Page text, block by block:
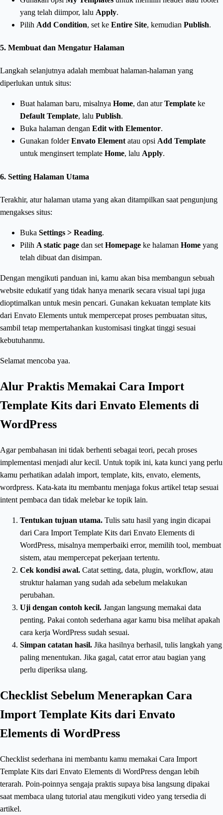
yang telah diimpor, lalu Apply.
Pilih Add Condition, set ke Entire Site, kemudian Publish.
5. Membuat dan Mengatur Halaman
Langkah selanjutnya adalah membuat halaman-halaman yang
diperlukan untuk situs:
Buat halaman baru, misalnya Home, dan aturTemplate ke
Default Template, lalu Publish.
Buka halaman dengan Edit with Elementor.
Gunakan folderEnvato Elementatau opsi Add Template
untuk menginsert template Home, lalu Apply.
6. Setting Halaman Utama
Terakhir, atur halaman utama yang akan ditampilkan saat pengunjung
mengakses situs:
Buka Settings > Reading.
Pilih A static page dan set Homepage ke halaman Home yang
telah dibuat dan disimpan.
Dengan mengikuti panduan ini, kamu akan bisa membangun sebuah
website edukatif yang tidak hanya menarik secara visual tapi juga
dioptimalkan untuk mesin pencari. Gunakan kekuatan template kits
dari Envato Elements untuk mempercepat proses pembuatan situs,
sambil tetap mempertahankan kustomisasi tingkat tinggi sesuai
kebutuhanmu.
Selamat mencoba yaa.
Alur Praktis Memakai Cara Import
Template Kits dari Envato Elements di
WordPress
Agar pembahasan ini tidak berhenti sebagai teori, pecah proses
implementasi menjadi alur kecil. Untuk topik ini, kata kunci yang perlu
kamu perhatikan adalah import, template, kits, envato, elements,
wordpress. Kata-kata itu membantu menjaga fokus artikel tetap sesuai
intent pembaca dan tidak melebar ke topik lain.
Tentukan tujuan utama. Tulis satu hasil yang ingin dicapai
dari Cara Import Template Kits dari Envato Elements di
WordPress, misalnya memperbaiki error, memilih tool, membuat
sistem, atau mempercepat pekerjaan tertentu.
Cek kondisi awal. Catat setting, data, plugin, workflow, atau
struktur halaman yang sudah ada sebelum melakukan
perubahan.
Uji dengan contoh kecil. Jangan langsung memakai data
penting. Pakai contoh sederhana agar kamu bisa melihat apakah
cara kerja WordPress sudah sesuai.
Simpan catatan hasil. Jika hasilnya berhasil, tulis langkah yang
paling menentukan. Jika gagal, catat error atau bagian yang
perlu diperiksa ulang.
Checklist Sebelum Menerapkan Cara
Import Template Kits dari Envato
Elements di WordPress
Checklist sederhana ini membantu kamu memakai Cara Import
Template Kits dari Envato Elements di WordPress dengan lebih
terarah. Poin-poinnya sengaja praktis supaya bisa langsung dipakai
saat membaca ulang tutorial atau mengikuti video yang tersedia di
artikel.